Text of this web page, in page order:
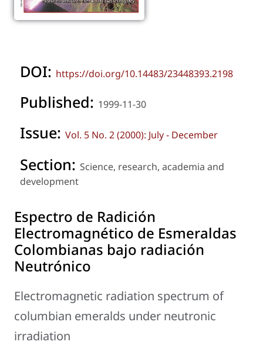
DOI: https://doi.org/10.14483/23448393.2198
Published: 1999-11-30
Issue: Vol. 5 No. 2 (2000): July - December
Section: Science, research, academia and
development
Espectro de Radición
Electromagnético de Esmeraldas
Colombianas bajo radiación
Neutrónico
Electromagnetic radiation spectrum of
columbian emeralds under neutronic
irradiation